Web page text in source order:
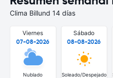
Clima Billund 14 días
Viernes
07-08-2026
Nublado
Sábado
08-08-2026
Soleado/Despejado